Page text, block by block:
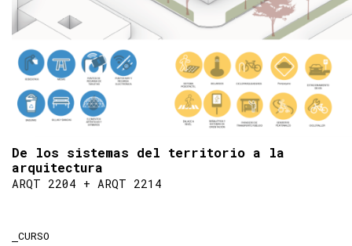
De los sistemas del territorio a la
arquitectura
ARQT 2204 + ARQT 2214
CURSO